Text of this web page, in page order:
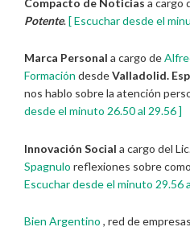
Potente.[ Escuchar desde el
Marca Personal a cargo de
Formación desdeValladolid.
nos hablo sobre la atención
desde el minuto 26.50 al 29.56 ]
Innovación Social a cargo del
Spagnulo reflexiones sobre
Escuchar desde el minuto 29.56
Bien Argentino , red de